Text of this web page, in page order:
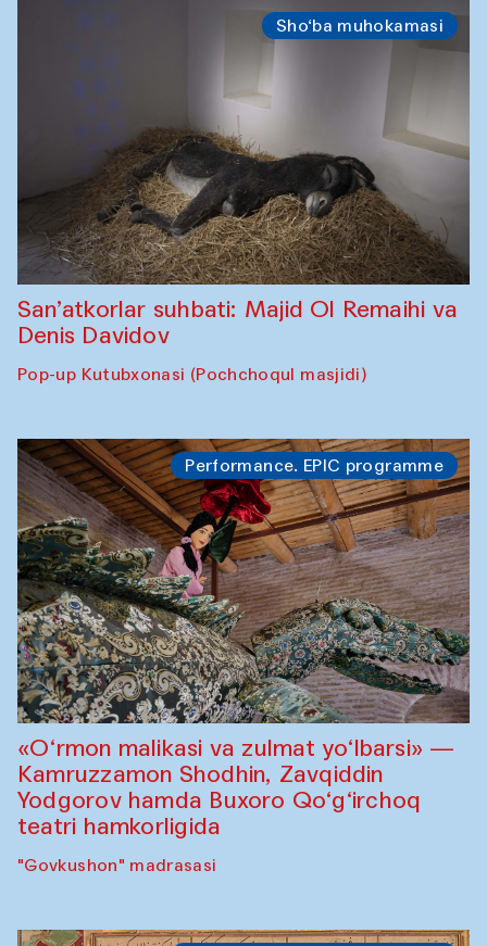
Sho‘ba muhokamasi
San’atkorlar suhbati: Majid Ol Remaihi va
Denis Davidov
Pop-up Kutubxonasi (Pochchoqul masjidi)
Performance. EPIC programme
«O‘rmon malikasi va zulmat yo‘lbarsi» —
Kamruzzamon Shodhin, Zavqiddin
Yodgorov hamda Buxoro Qo‘g‘irchoq
teatri hamkorligida
"Govkushon" madrasasi